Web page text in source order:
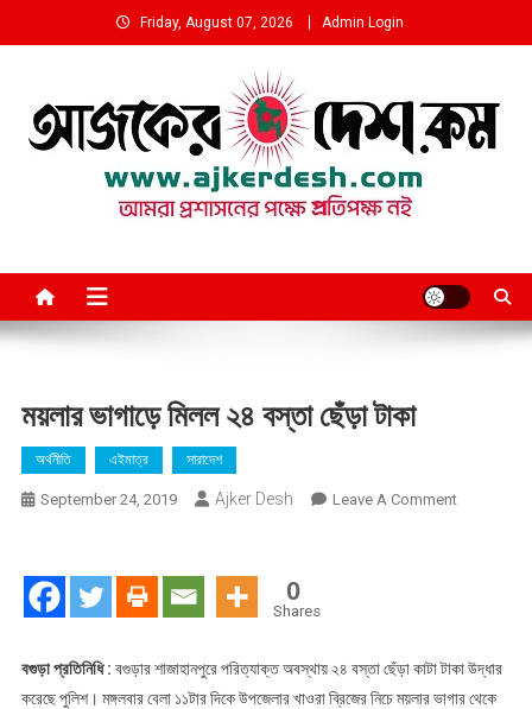
to
Friday, August 07, 2026 Admin Login
ময়লার ভাগাড়ে মিলল ২৪ বস্তা ছেঁড়া টাকা
অর্থনীতি এইমাত্র সারাদেশ
September 24, 2019 Ajker Desh Leave A CommentOn
ছেঁড়া
টাকা
0
Shares
বগুড়া প্রতিনিধি : বগুড়ার শাজাহানপুরে পরিত্যাক্ত অবস্থায় ২৪ বস্তা ছেঁড়া কাটা টাকা উদ্ধার
করেছে পুলিশ। মঙ্গলবার বেলা ১১টার দিকে উপজেলার খাওরা ব্রিজের নিচে ময়লার ভাগার থেকে